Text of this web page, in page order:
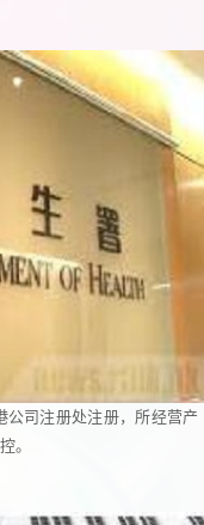
公司注册处注册，所经营产
。